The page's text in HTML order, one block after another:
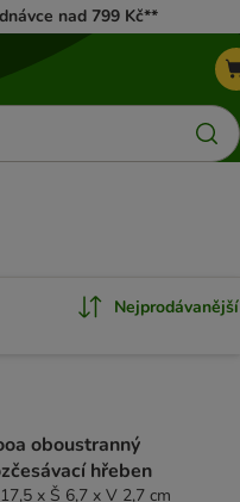
nad 799 Kč**
Nejprodávanější
oboustranný
hřeben
x Š 6,7 x V 2,7 cm